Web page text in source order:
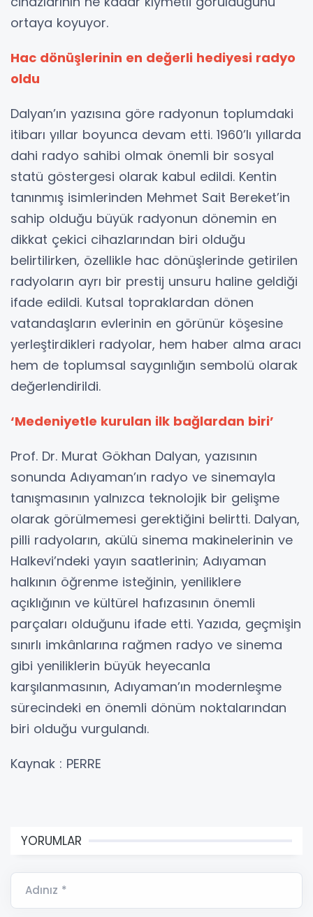
ortaya koyuyor.
Hac dönüşlerinin en değerli hediyesi radyo
oldu
Dalyan’ın yazısına göre radyonun toplumdaki
itibarı yıllar boyunca devam etti. 1960’lı yıllarda
dahi radyo sahibi olmak önemli bir sosyal
statü göstergesi olarak kabul edildi. Kentin
tanınmış isimlerinden Mehmet Sait Bereket’in
sahip olduğu büyük radyonun dönemin en
dikkat çekici cihazlarından biri olduğu
belirtilirken, özellikle hac dönüşlerinde getirilen
radyoların ayrı bir prestij unsuru haline geldiği
ifade edildi. Kutsal topraklardan dönen
vatandaşların evlerinin en görünür köşesine
yerleştirdikleri radyolar, hem haber alma aracı
hem de toplumsal saygınlığın sembolü olarak
değerlendirildi.
‘Medeniyetle kurulan ilk bağlardan biri’
Prof. Dr. Murat Gökhan Dalyan, yazısının
sonunda Adıyaman’ın radyo ve sinemayla
tanışmasının yalnızca teknolojik bir gelişme
olarak görülmemesi gerektiğini belirtti. Dalyan,
pilli radyoların, akülü sinema makinelerinin ve
Halkevi’ndeki yayın saatlerinin; Adıyaman
halkının öğrenme isteğinin, yeniliklere
açıklığının ve kültürel hafızasının önemli
parçaları olduğunu ifade etti. Yazıda, geçmişin
sınırlı imkânlarına rağmen radyo ve sinema
gibi yeniliklerin büyük heyecanla
karşılanmasının, Adıyaman’ın modernleşme
sürecindeki en önemli dönüm noktalarından
biri olduğu vurgulandı.
Kaynak : PERRE
YORUMLAR
Adınız *